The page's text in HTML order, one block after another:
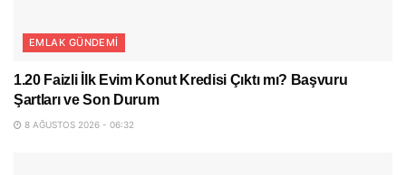
EMLAK GÜNDEMI
1.20 Faizli İlk Evim Konut Kredisi Çıktı mı? Başvuru
Şartları ve Son Durum
8 AĞUSTOS 2026 - 06:32